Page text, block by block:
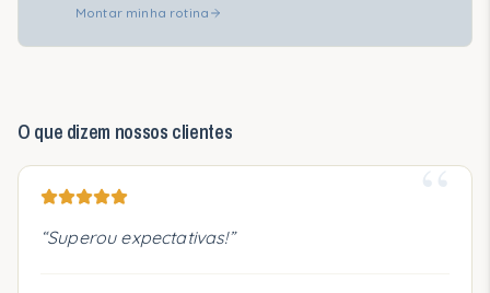
Montar minha rotina
O que dizem nossos clientes
“
“Superou expectativas!”